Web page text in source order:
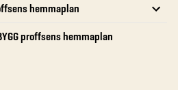
hemmaplan
proffsens hemmaplan